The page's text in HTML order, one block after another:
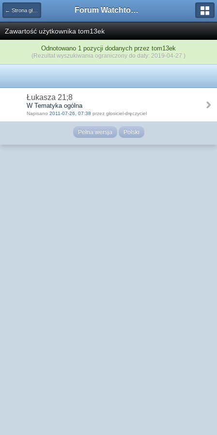
← Strona główna Forum Watchtower
Zawartość użytkownika tom13ek
Odnotowano 1 pozycji dodanych przez tom13ek
(Rezultat wyszukiwania ograniczony do daty: 2019-04-27 )
Łukasza 21;8
W Tematyka ogólna
Napisano 2011-07-26, 07:38 przez głosiciel-dręczyciel
Pełna wersja Polski